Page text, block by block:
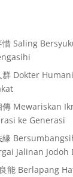
惜 Saling
群 Dokter
傳 Mewariskan
ke Generasi
緣
Jalinan Jodoh
能 Berlapang